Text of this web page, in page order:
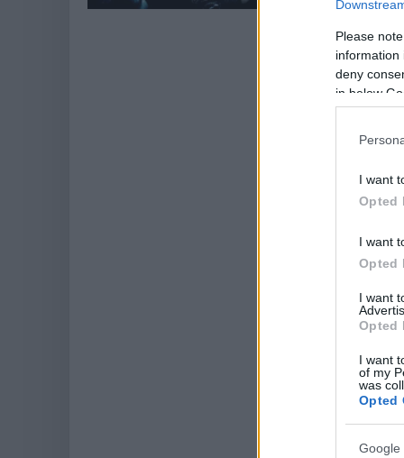
Please
information
deny
in below
I want
Opted
I want
Opted
I want
Opted
I want
of my
was
Opted
Google
Sanszos,